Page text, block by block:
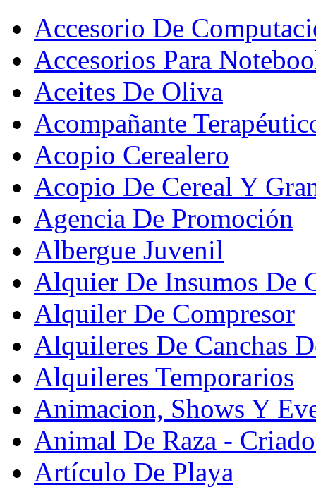
Accesorio De
Accesorios Para
Aceites De Oliva
Acompañante
Acopio Cerealero
Acopio De Cereal Y
Agencia De Promoción
Albergue Juvenil
Alquier De Insumos De
Alquiler De Compresor
Alquileres De Canchas
Alquileres Temporarios
Animacion, Shows Y
Animal De Raza -
Artículo De Playa